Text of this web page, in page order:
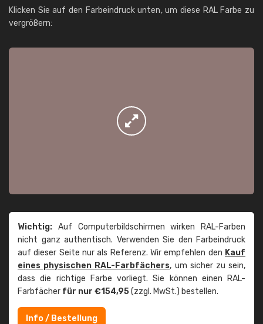
Klicken Sie auf den Farbeindruck unten, um diese RAL Farbe zu
vergrößern:
Wichtig: Auf Computerbildschirmen wirken RAL-Farben
nicht ganz authentisch. Verwenden Sie den Farbeindruck
auf dieser Seite nur als Referenz. Wir empfehlen den Kauf
eines physischen RAL-Farbfächers, um sicher zu sein,
dass die richtige Farbe vorliegt. Sie können einen RAL-
Farbfächer für nur €154,95(zzgl. MwSt.) bestellen.
Info / Bestellung